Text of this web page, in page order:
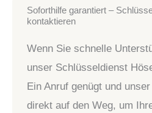
Soforthilfe garantiert –
kontaktieren
Wenn Sie schnelle
unser Schlüsseldienst
Ein Anruf genügt und
direkt auf den Weg, um